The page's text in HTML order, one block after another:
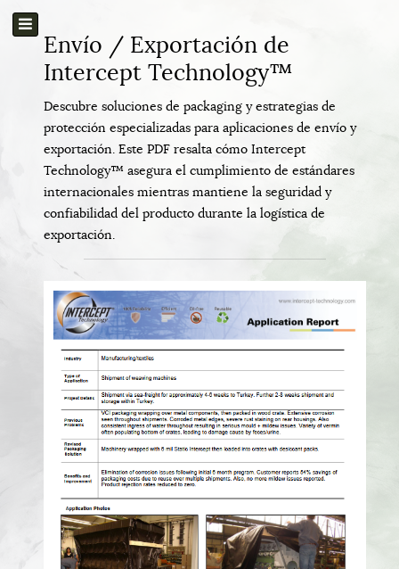
Envío / Exportación de
Intercept Technology™
Descubre soluciones de packaging y estrategias de
protección especializadas para aplicaciones de envío y
exportación. Este PDF resalta cómo Intercept
Technology™ asegura el cumplimiento de estándares
internacionales mientras mantiene la seguridad y
confiabilidad del producto durante la logística de
exportación.